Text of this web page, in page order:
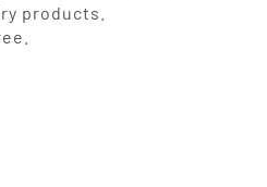
products.